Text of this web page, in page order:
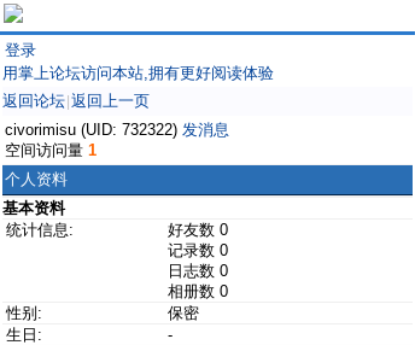
登录
用掌上论坛访问本站,拥有更好阅读体验
返回论坛 返回上一页
civorimisu (UID: 732322) 发消息
空间访问量 1
个人资料
基本资料
统计信息:
好友数 0
记录数 0
日志数 0
相册数 0
性别:
保密
生日:
-